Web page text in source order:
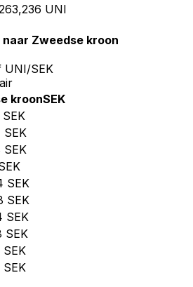
UNI
Zweedse kroon
UNI/SEK
kroonSEK
SEK
SEK
SEK
SEK
SEK
SEK
SEK
SEK
SEK